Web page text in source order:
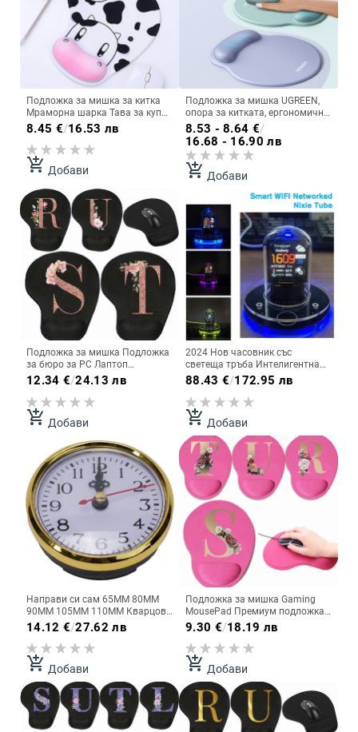
Подложка за мишка за китка
Мраморна шарка Тава за купа
за ръце Подложка за мишка
Офис Защита на китката
Подложки за мишка против
плъзгане
8.45 €/16.53 лв
add_shopping_cart Добави
Подложка за мишка UGREEN,
опора за китката, ергономична
подложка за мишка,
неплъзгаща се мемори пяна за
офис, домашен компютър,
компютър, бюро, тъканна
подложка за мишка
8.53 - 8.64 €/
16.68 - 16.90 лв
add_shopping_cart Добави
Подложка за мишка Подложка
за бюро за PC Лаптоп
Ергономични неплъзгащи се
подложки за мишка Подложка
за китки Rose Gold Series Офис
аксесоари Подложки за мишка
12.34 €/24.13 лв
add_shopping_cart Добави
2024 Нов часовник със
светеща тръба Интелигентна
WIFI мрежа Автоматична
актуализация Декорация на
цифров работен плот
88.43 €/172.95 лв
add_shopping_cart Добави
Направи си сам 65MM 80MM
90MM 105MM 110MM Кварцови
кварцови часовници Вложка
Замяна на механизъм Начало
Декор Изкуство Направи си
сам Орнамент Декорация на
стая
14.12 €/27.62 лв
add_shopping_cart Добави
Подложка за мишка Gaming
MousePad Премиум подложка
за мишка Speed and Control
Desk Pad Розова подложка за
мишка Висококачествена
подложка за бюро Gold Letter
Series
9.30 €/18.19 лв
add_shopping_cart Добави